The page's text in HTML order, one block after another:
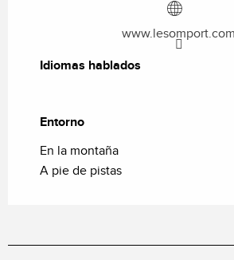
www.lesomport.com
Idiomas hablados
Idiomas hablados
Entorno
Entorno
En la montaña
A pie de pistas